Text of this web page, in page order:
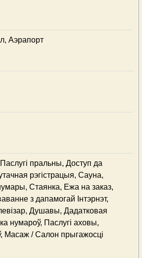
Аэрапорт
пральны, Доступ да
рэгістрацыя, Сауна,
Стаянка, Ежа на заказ,
з дапамогай Інтэрнэт,
Душавы, Дадатковая
нумароў, Паслугі аховы,
Масаж / Салон прыгажосці